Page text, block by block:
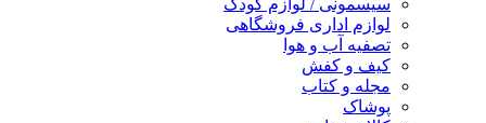
سیسمونی / لوازم کودک
لوازم اداری فروشگاهی
تصفیه آب و هوا
کیف و کفش
مجله و کتاب
پوشاک